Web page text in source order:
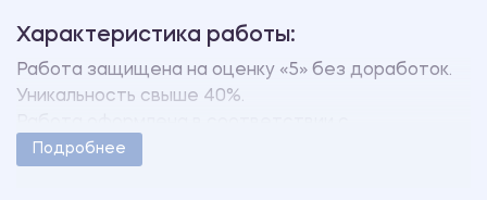
Характеристика работы:
Работа защищена на оценку «5» без доработок.
Уникальность свыше 40%.
методическими указаниями учебного заведения.
Подробнее